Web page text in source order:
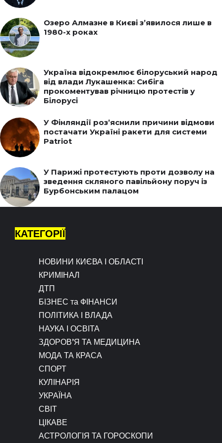
Озеро Алмазне в Києві з’явилося лише в
1980-х роках
Україна відокремлює білоруський народ
від влади Лукашенка: Сибіга
прокоментував річницю протестів у
Білорусі
У Фінляндії роз’яснили причини відмови
постачати Україні ракети для системи
Patriot
У Парижі протестують проти дозволу на
зведення скляного павільйону поруч із
Бурбонським палацом
КАТЕГОРІЇ
НОВИНИ КИЄВА І ОБЛАСТІ
КРИМІНАЛ
ДТП
БІЗНЕС та ФІНАНСИ
ПОЛІТИКА І ВЛАДА
НАУКА І ОСВІТА
ЗДОРОВ’Я ТА МЕДИЦИНА
МОДА ТА КРАСА
СПОРТ
КУЛІНАРІЯ
УКРАЇНА
СВІТ
ЦІКАВЕ
АСТРОЛОГІЯ ТА ГОРОСКОПИ